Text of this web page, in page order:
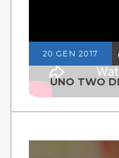
20 GEN 2017